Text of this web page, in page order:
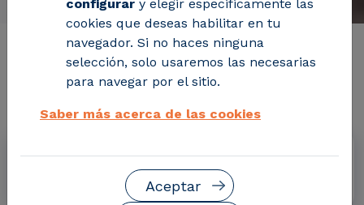
Información de interés del
proyecto
Fechas
Enero 2015 - Diciembre 2017
configurar y elegir especificamente las
cookies que deseas habilitar en tu
navegador. Si no haces ninguna
selección, solo usaremos las necesarias
para navegar por el sitio.
Saber más acerca de las cookies
Aceptar